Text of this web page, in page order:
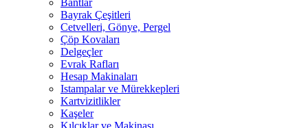
Bantlar
Bayrak Çeşitleri
Cetvelleri, Gönye, Pergel
Çöp Kovaları
Delgeçler
Evrak Rafları
Hesap Makinaları
Istampalar ve Mürekkepleri
Kartvizitlikler
Kaşeler
Kılçıklar ve Makinası